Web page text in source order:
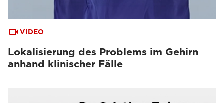
VIDEO
Lokalisierung des Problems im Gehirn
anhand klinischer Fälle